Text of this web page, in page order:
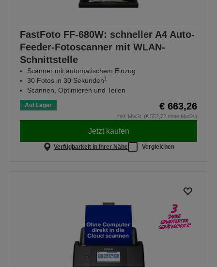
FastFoto FF-680W: schneller A4 Auto-
Feeder-Fotoscanner mit WLAN-
Schnittstelle
Scanner mit automatischem Einzug
30 Fotos in 30 Sekunden1
Scannen, Optimieren und Teilen
Auf Lager € 663,26
inkl. MwSt. (€ 552,72 ohne MwSt.)
Jetzt kaufen
Verfügbarkeit in Ihrer Nähe Vergleichen